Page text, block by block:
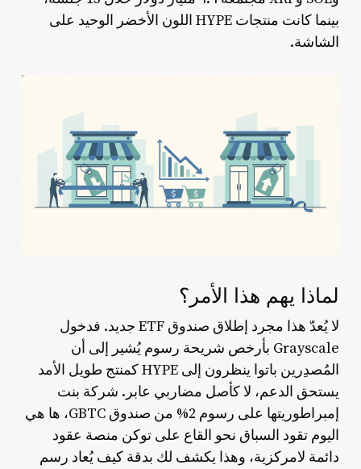
بينما كانت منتجات HYPE اللون الأخضر الوحيد على
الشاشة.
لماذا يهم هذا الأمر؟
لا يُعدّ هذا مجرد إطلاق صندوق ETF جديد. فدخول
Grayscale بأرخص شريحة رسوم يُشير إلى أن
المُصدِرين باتوا ينظرون إلى HYPE كمنتج طويل الأمد
يستحق الدعم، لا كأصل مضاربي عابر. شركة بنت
إمبراطوريتها على رسوم 2% من صندوق GBTC، ها هي
اليوم تقود السباق نحو القاع على توكن منصة عقود
دائمة لامركزية، وهذا يكشف لك بدقة كيف يُعاد رسم